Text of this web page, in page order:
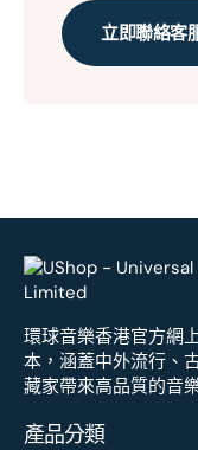
立即聯絡客
環球音樂香港官方網
本，涵蓋中外流行、
藏家帶來高品質的音
產品分類